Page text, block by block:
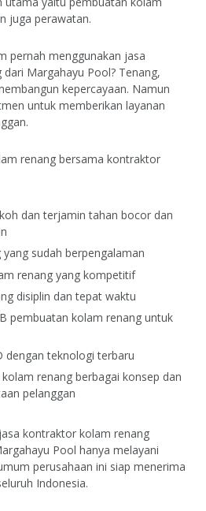
juga perawatan.
pernah menggunakan jasa
Margahayu Pool? Tenang,
kepercayaan. Namun
untuk memberikan layanan
renang bersama kontraktor
dan terjamin tahan bocor dan
sudah berpengalaman
renang yang kompetitif
disiplin dan tepat waktu
pembuatan kolam renang untuk
dengan teknologi terbaru
renang berbagai konsep dan
pelanggan
kontraktor kolam renang
Pool hanya melayani
perusahaan ini siap menerima
Indonesia.